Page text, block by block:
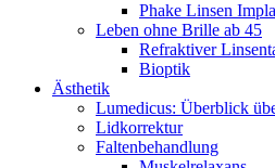
Phake Linsen
Leben ohne Brille ab 45
Refraktiver
Bioptik
Ästhetik
Lumedicus: Überblick
Lidkorrektur
Faltenbehandlung